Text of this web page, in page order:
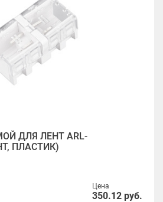
ДЛЯ ЛЕНТ ARL-
ПЛАСТИК)
Цена
350.12 руб.